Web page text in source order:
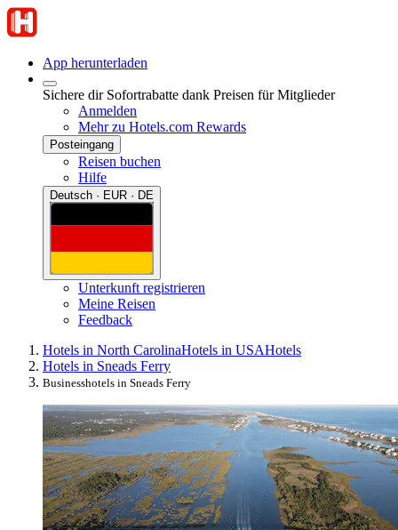
App herunterladen
Sichere dir Sofortrabatte dank Preisen für Mitglieder
Anmelden
Mehr zu Hotels.com Rewards
Posteingang
Reisen buchen
Hilfe
Deutsch · EUR · DE
Unterkunft registrieren
Meine Reisen
Feedback
Hotels in North CarolinaHotels in USAHotels
Hotels in Sneads Ferry
Businesshotels in Sneads Ferry